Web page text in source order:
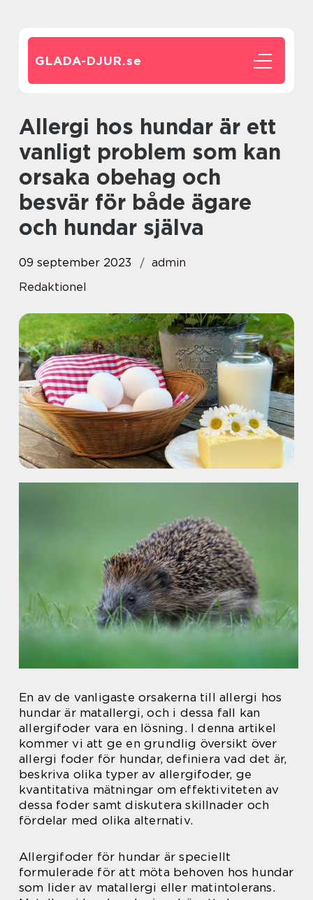
GLADA-DJUR.se
Allergi hos hundar är ett
vanligt problem som kan
orsaka obehag och
besvär för både ägare
och hundar själva
09 september 2023
admin
Redaktionel
En av de vanligaste orsakerna till allergi hos
hundar är matallergi, och i dessa fall kan
allergifoder vara en lösning. I denna artikel
kommer vi att ge en grundlig översikt över
allergi foder för hundar, definiera vad det är,
beskriva olika typer av allergifoder, ge
kvantitativa mätningar om effektiviteten av
dessa foder samt diskutera skillnader och
fördelar med olika alternativ.
Allergifoder för hundar är speciellt
formulerade för att möta behoven hos hundar
som lider av matallergi eller matintolerans.